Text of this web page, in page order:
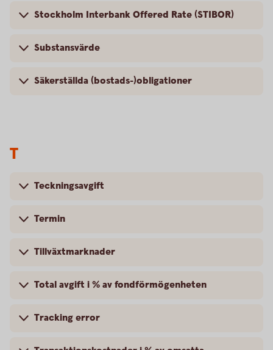
Stockholm Interbank Offered Rate (STIBOR)
Substansvärde
Säkerställda (bostads-)obligationer
T
Teckningsavgift
Termin
Tillväxtmarknader
Total avgift i % av fondförmögenheten
Tracking error